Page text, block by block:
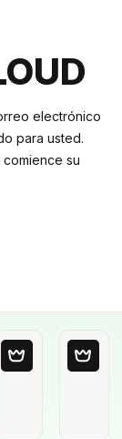
electrónico
para usted.
comience su